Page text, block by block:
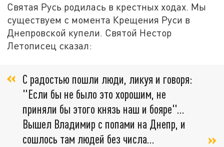
Святая Русь родилась в крестных ходах. Мы
существуем с момента Крещения Руси в
Днепровской купели. Святой Нестор
Летописец сказал:
С радостью пошли люди, ликуя и говоря:
"Если бы не было это хорошим, не
приняли бы этого князь наш и бояре"...
Вышел Владимир с попами на Днепр, и
сошлось там людей без числа…